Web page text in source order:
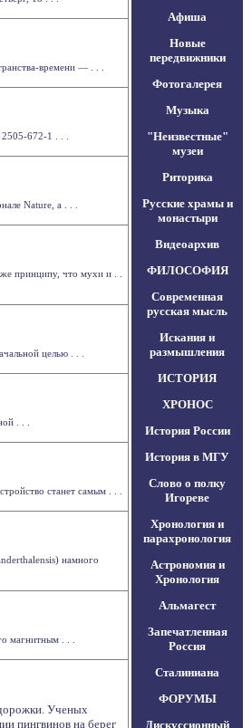
времени — . . .
672-1 . . .
Nature, а . . .
принципу, что мухи и . .
целью . . .
. . .
станет самым . . .
намного
магнитным . . .
Ученых
пингвинов на берег
Афиша
Новые
передвижники
Фотогалерея
Музыка
"Неизвестные"
музеи
Риторика
Русские храмы и
монастыри
Видеоархив
ФИЛОСОФИЯ
Современная
русская мысль
Искания и
размышления
ИСТОРИЯ
ХРОНОС
История России
История в МГУ
Слово о полку
Игореве
Хронология и
парахронология
Астрономия и
Хронология
Альмагест
Запечатленная
Россия
Сталиниана
ФОРУМЫ
Дискуссионный